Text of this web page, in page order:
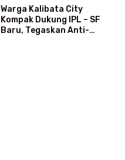
Warga Kalibata City
Kompak Dukung IPL – SF
Baru, Tegaskan Anti-